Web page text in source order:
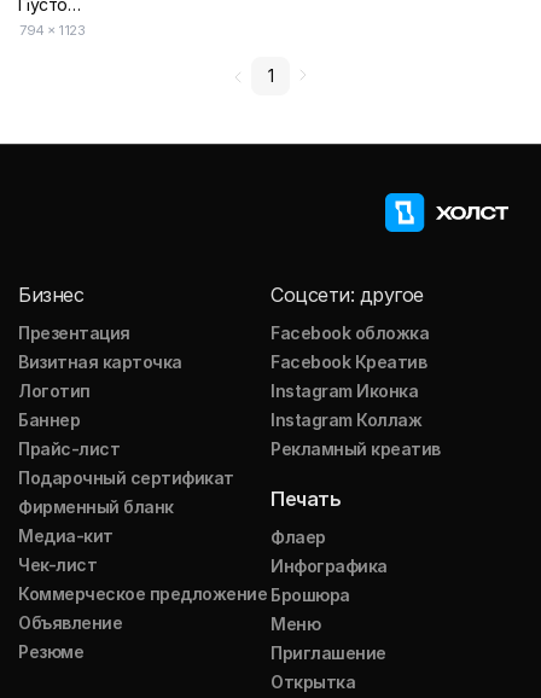
Пустой дизайн-макет
794 × 1123
1
Бизнес
Презентация
Визитная карточка
Логотип
Баннер
Прайс-лист
Подарочный сертификат
Фирменный бланк
Медиа-кит
Чек-лист
Коммерческое предложение
Объявление
Резюме
Соцсети: другое
Facebook обложка
Facebook Креатив
Instagram Иконка
Instagram Коллаж
Рекламный креатив
Печать
Флаер
Инфографика
Брошюра
Меню
Приглашение
Открытка